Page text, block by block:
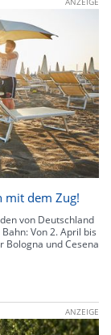
mit dem Zug!
von Deutschland
Von 2. April bis
Bologna und Cesena
ANZEIGE